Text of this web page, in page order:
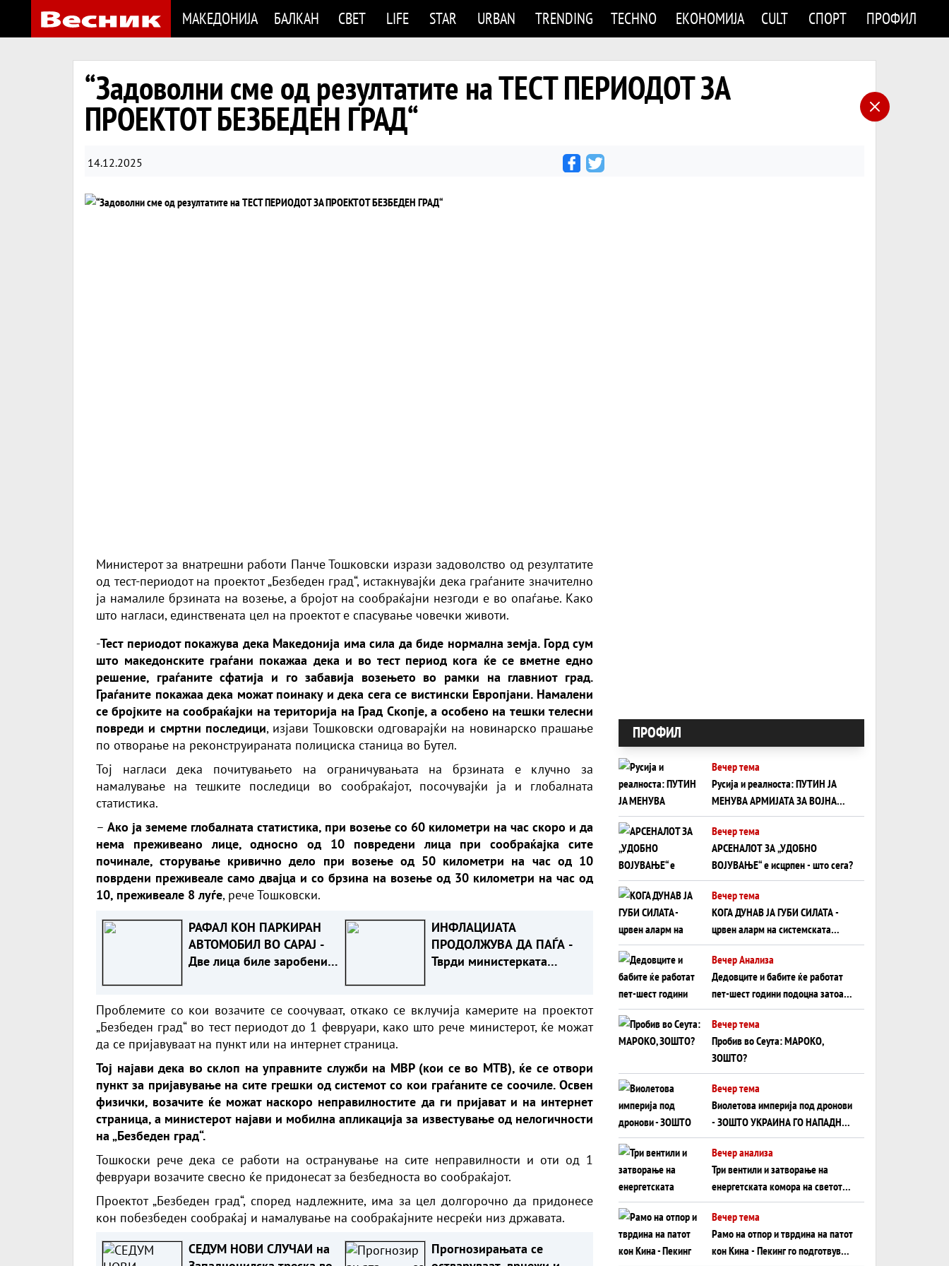
МАКЕДОНИЈА БАЛКАН СВЕТ LIFE STAR URBAN TRENDING TECHNO ЕКОНОМИЈА CULT СПОРТ ПРОФИЛ
“Задоволни сме од резултатите на ТЕСТ ПЕРИОДОТ ЗА
ПРОЕКТОТ БЕЗБЕДЕН ГРАД“
14.12.2025
Министерот за внатрешни работи Панче Тошковски изрази задоволство од резултатите
од тест-периодот на проектот „Безбеден град“, истакнувајќи дека граѓаните значително
ја намалиле брзината на возење, а бројот на сообраќајни незгоди е во опаѓање. Како
што нагласи, единствената цел на проектот е спасување човечки животи.
-Тест периодот покажува дека Македонија има сила да биде нормална земја. Горд сум
што македонските граѓани покажаа дека и во тест период кога ќе се вметне едно
решение, граѓаните сфатија и го забавија возењето во рамки на главниот град.
Граѓаните покажаа дека можат поинаку и дека сега се вистински Европјани. Намалени
се бројките на сообраќајки на територија на Град Скопје, а особено на тешки телесни
повреди и смртни последици, изјави Тошковски одговарајќи на новинарско прашање
по отворање на реконструираната полициска станица во Бутел.
Тој нагласи дека почитувањето на ограничувањата на брзината е клучно за
намалување на тешките последици во сообраќајот, посочувајќи ја и глобалната
статистика.
– Ако ја земеме глобалната статистика, при возење со 60 километри на час скоро и да
нема преживеано лице, односно од 10 повредени лица при сообраќајка сите
починале, сторување кривично дело при возење од 50 километри на час од 10
поврдени преживеале само двајца и со брзина на возење од 30 километри на час од
10, преживеале 8 луѓе, рече Тошковски.
РАФАЛ КОН ПАРКИРАН
АВТОМОБИЛ ВО САРАЈ -
Две лица биле заробени
ИНФЛАЦИЈАТА
ПРОДОЛЖУВА ДА ПАЃА -
Тврди министерката
Проблемите со кои возачите се соочуваат, откако се вклучија камерите на проектот
„Безбеден град“ во тест периодот до 1 февруари, како што рече министерот, ќе можат
да се пријавуваат на пункт или на интернет страница.
Тој најави дека во склоп на управните служби на МВР (кои се во МТВ), ќе се отвори
пункт за пријавување на сите грешки од системот со кои граѓаните се соочиле. Освен
физички, возачите ќе можат наскоро неправилностите да ги пријават и на интернет
страница, а министерот најави и мобилна апликација за известување од нелогичности
на „Безбеден град“.
Тошкоски рече дека се работи на остранување на сите неправилности и оти од 1
февруари возачите свесно ќе придонесат за безбедноста во сообраќајот.
Проектот „Безбеден град“, според надлежните, има за цел долгорочно да придонесе
кон побезбеден сообраќај и намалување на сообраќајните несреќи низ државата.
СЕДУМ НОВИ СЛУЧАИ на
Прогнозирањата се
ПРОФИЛ
Вечер тема
Русија и реалноста: ПУТИН ЈА
МЕНУВА АРМИЈАТА ЗА ВОЈНА
ШТО ОСТАНУВА БЕЗ ФРОНТ
Вечер тема
АРСЕНАЛОТ ЗА „УДОБНО
ВОЈУВАЊЕ“ е исцрпен - што сега?
Вечер тема
КОГА ДУНАВ ЈА ГУБИ СИЛАТА -
црвен аларм на системската
плоча од јужна Германија до
Црното Море...
Вечер Анализа
Дедовците и бабите ќе работат
пет-шест години подоцна затоа
што НЕМААТ ВНУЦИ ДА ГИ
ЗАМЕНАТ
Вечер тема
Пробив во Сеута: МАРОКО,
ЗОШТО?
Вечер тема
Виолетова империја под дронови
- ЗОШТО УКРАИНА ГО НАПАДНА
РУСКИОТ WILDBERRIES
Вечер анализа
Три вентили и затворање на
енергетската комора на светот:
Нападот во Суец најавува
глобален енергетски инфаркт?
Вечер тема
Рамо на отпор и тврдина на патот
кон Кина - Пекинг го подготвува